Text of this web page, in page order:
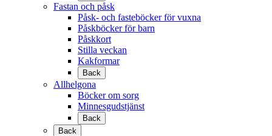
Fastan och påsk
Påsk- och fasteböcker för vuxna
Påskböcker för barn
Påskkort
Stilla veckan
Kakformar
Back
Allhelgona
Böcker om sorg
Minnesgudstjänst
Back
Back